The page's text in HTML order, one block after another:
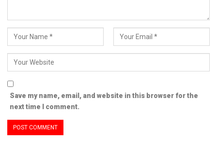
Save my name, email, and website in this browser for the
next time I comment.